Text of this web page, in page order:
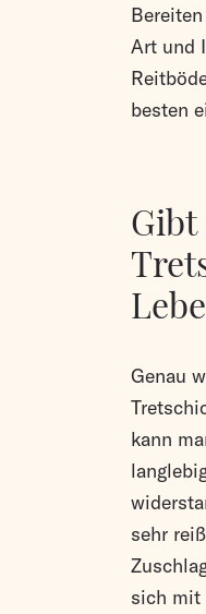
Art und
besten
Gibt
Genau
kann
sehr
sich mit